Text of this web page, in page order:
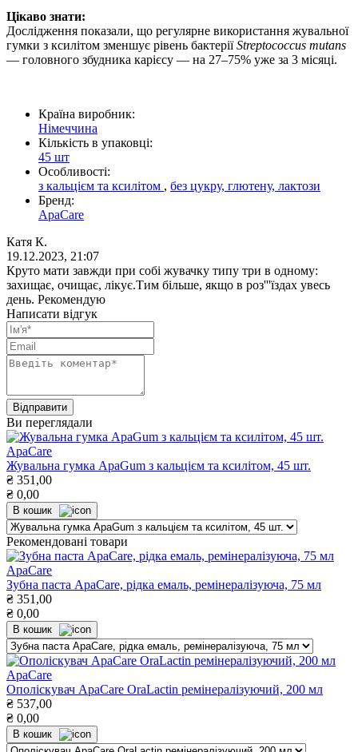
Цікаво знати:
Дослідження показали, що регулярне використання жувальної
гумки з ксилітом зменшує рівень бактеріїStreptococcus mutans
— головного збудника карієсу — на 27–75% уже за 3 місяці.
Країна виробник:
Німеччина
Кількість в упаковці:
45 шт
Особливості:
з кальцієм та ксилітом , без цукру, глютену, лактози
Бренд:
ApaCare
Катя К.
19.12.2023, 21:07
Круто мати завжди при собі жувачку типу три в одному:
захищає, очищає, лікує.Тим більше, якщо в роз'''їздах увесь
день. Рекомендую
Написати відгук
Ви переглядали
ApaCare
Жувальна гумка ApaGum з кальцієм та ксилітом, 45 шт.
₴ 351,00
₴ 0,00
В кошик
Рекомендовані товари
ApaCare
Зубна паста ApaCare, рідка емаль, ремінералізуюча, 75 мл
₴ 351,00
₴ 0,00
В кошик
ApaCare
Ополіскувач ApaCare OraLactin ремінералізуючий, 200 мл
₴ 537,00
₴ 0,00
В кошик